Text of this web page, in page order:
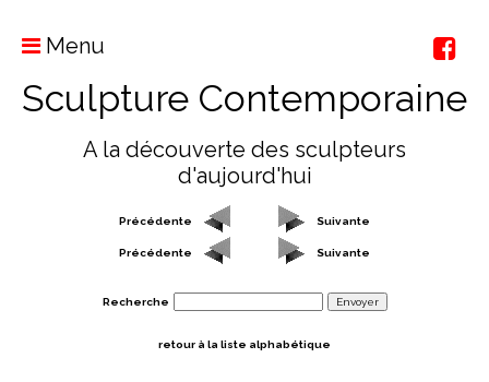
Menu
Sculpture Contemporaine
A la découverte des sculpteurs
d'aujourd'hui
Précédente Suivante
Précédente Suivante
Recherche
retour à la liste alphabétique